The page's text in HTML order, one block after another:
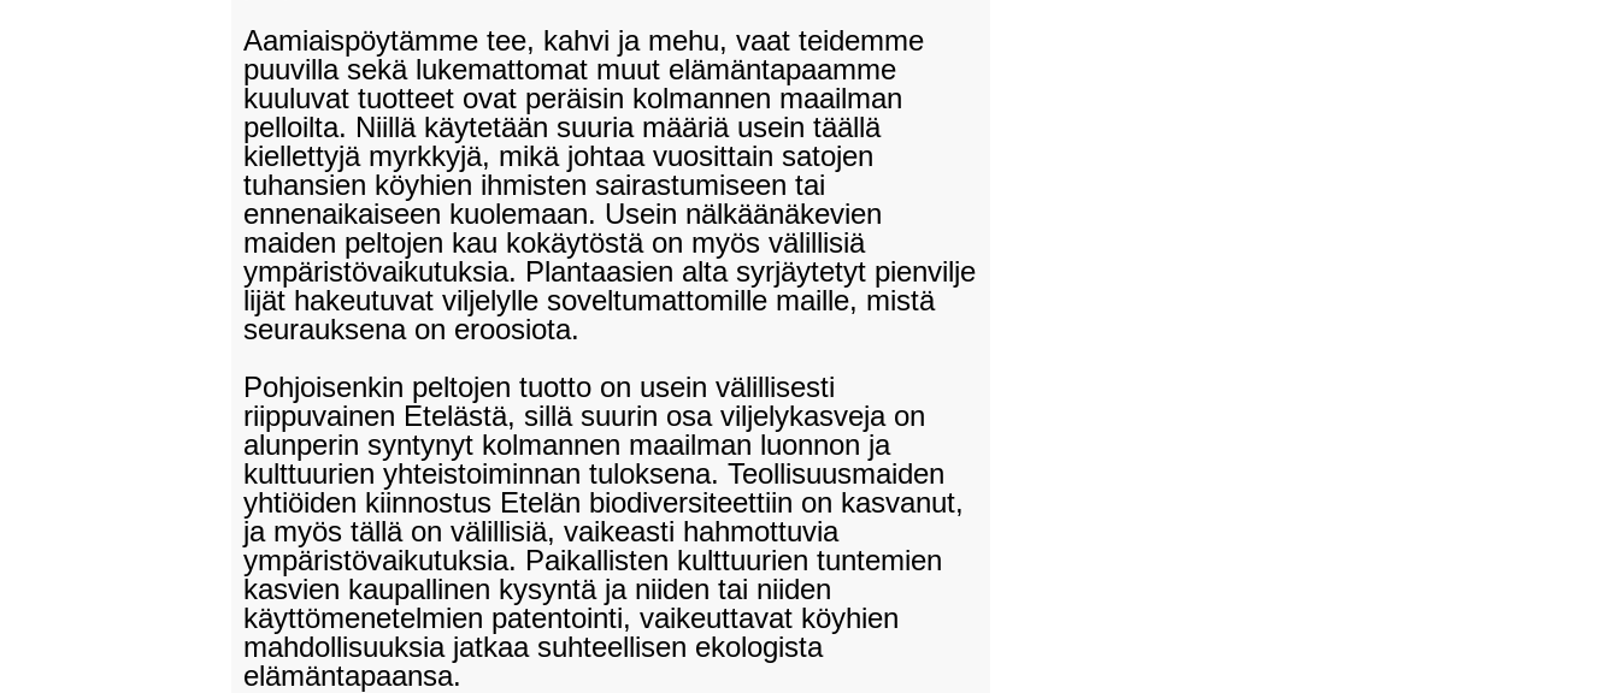
Aamiaispöytämme tee, kahvi ja mehu, vaat teidemme
puuvilla sekä lukemattomat muut elämäntapaamme
kuuluvat tuotteet ovat peräisin kolmannen maailman
pelloilta. Niillä käytetään suuria määriä usein täällä
kiellettyjä myrkkyjä, mikä johtaa vuosittain satojen
tuhansien köyhien ihmisten sairastumiseen tai
ennenaikaiseen kuolemaan. Usein nälkäänäkevien
maiden peltojen kau kokäytöstä on myös välillisiä
ympäristövaikutuksia. Plantaasien alta syrjäytetyt pienvilje
lijät hakeutuvat viljelylle soveltumattomille maille, mistä
seurauksena on eroosiota.
Pohjoisenkin peltojen tuotto on usein välillisesti
riippuvainen Etelästä, sillä suurin osa viljelykasveja on
alunperin syntynyt kolmannen maailman luonnon ja
kulttuurien yhteistoiminnan tuloksena. Teollisuusmaiden
yhtiöiden kiinnostus Etelän biodiversiteettiin on kasvanut,
ja myös tällä on välillisiä, vaikeasti hahmottuvia
ympäristövaikutuksia. Paikallisten kulttuurien tuntemien
kasvien kaupallinen kysyntä ja niiden tai niiden
käyttömenetelmien patentointi, vaikeuttavat köyhien
mahdollisuuksia jatkaa suhteellisen ekologista
elämäntapaansa.